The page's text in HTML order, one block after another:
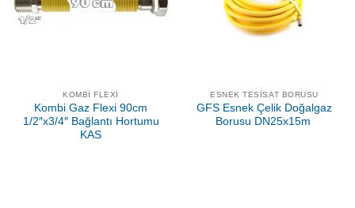
KOMBI FLEXI
Kombi Gaz Flexi 90cm
1/2″x3/4″ Bağlantı Hortumu
KAS
ESNEK TESISAT BORUSU
GFS Esnek Çelik Doğalgaz
Borusu DN25x15m